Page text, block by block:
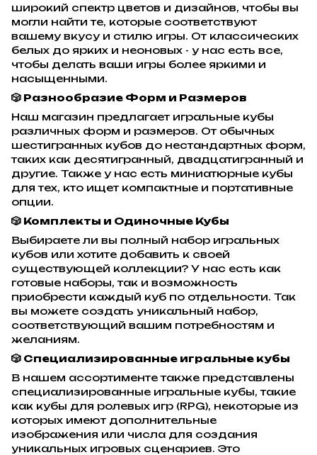
широкий спектр цветов и дизайнов, чтобы вы
могли найти те, которые соответствуют
вашему вкусу и стилю игры. От классических
белых до ярких и неоновых - у нас есть все,
чтобы делать ваши игры более яркими и
насыщенными.
🎲 Разнообразие Форм и Размеров
Наш магазин предлагает игральные кубы
различных форм и размеров. От обычных
шестигранных кубов до нестандартных форм,
таких как десятигранный, двадцатигранный и
другие. Также у нас есть миниатюрные кубы
для тех, кто ищет компактные и портативные
опции.
🎲 Комплекты и Одиночные Кубы
Выбираете ли вы полный набор игральных
кубов или хотите добавить к своей
существующей коллекции? У нас есть как
готовые наборы, так и возможность
приобрести каждый куб по отдельности. Так
вы можете создать уникальный набор,
соответствующий вашим потребностям и
желаниям.
🎲 Специализированные игральные кубы
В нашем ассортименте также представлены
специализированные игральные кубы, такие
как кубы для ролевых игр (RPG), некоторые из
которых имеют дополнительные
изображения или числа для создания
уникальных игровых сценариев. Это